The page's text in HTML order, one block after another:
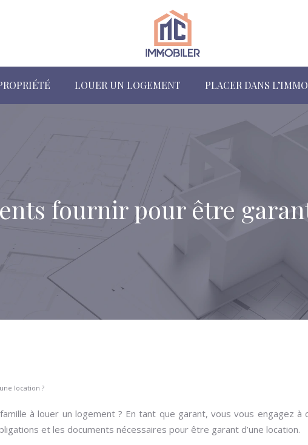
LOUER UN LOGEMENT PLACER DANS
fournir pour être
location ?
à louer un logement ? En tant que garant, vous vous engagez
et les documents nécessaires pour être garant d’une location.